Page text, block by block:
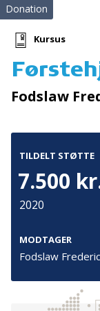
Den
Donation
Kursus
Fodslaw
TILDELT STØTTE
7.500
2020
MODTAGER
Fodslaw
Tilmeld
De seneste
aktiviteter direkte i
Tilmeld